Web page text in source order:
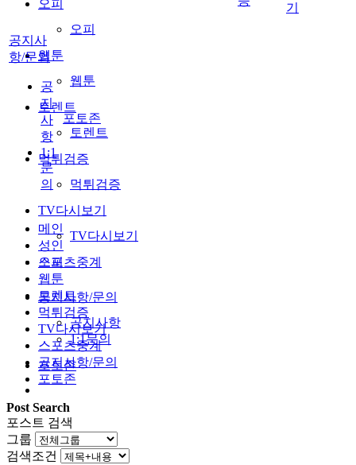
오피
오피
웹툰
웹툰
토렌트
토렌트
먹튀검증
먹튀검증
TV다시보기
TV다시보기
스포츠중계
공지사항/문의
공지사항
1:1문의
포토존
기
공지사
항/문의
공
지
사
항
1:1
문
의
포토존
메인
성인
오피
웹툰
토렌트
먹튀검증
TV다시보기
스포츠중계
공지사항/문의
포토존
Post Search
포스트 검색
그룹
검색조건